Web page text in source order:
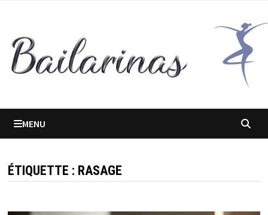
contenu
MENU
ÉTIQUETTE : RASAGE